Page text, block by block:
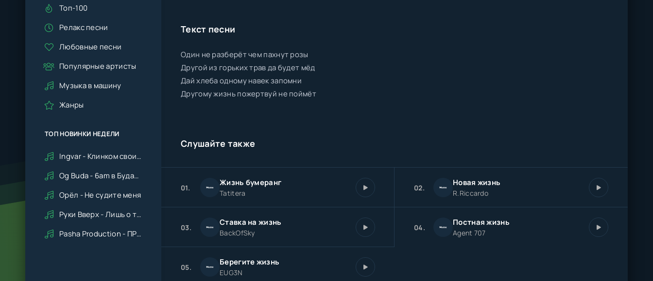
Текст песни
Один не разберёт чем пахнут розы
Другой из горьких трав да будет мёд
Дай хлеба одному навек запомни
Другому жизнь пожертвуй не поймёт
Слушайте также
01. Жизнь бумеранг
Tatitera
02. Новая жизнь
R.Riccardo
03. Ставка на жизнь
BackOfSky
04. Постная жизнь
Agent 707
05. Берегите жизнь
EUG3N
Топ-100
Релакс песни
Любовные песни
Популярные артисты
Музыка в машину
Жанры
ТОП НОВИНКИ НЕДЕЛИ
Ingvar - Клинком своим ударишь ты по сердцу мне
Og Buda - 6am в Будапеште
Орёл - Не судите меня
Руки Вверх - Лишь о тебе мечтая (Remix cover Deep House)
Pasha Production - ПРАВДУ СКАЖИ